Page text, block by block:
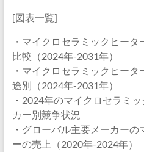
[図表一覧]
・マイクロセラミックヒー
比較（2024年-2031年）
・マイクロセラミックヒー
途別（2024年-2031年）
・2024年のマイクロセラミ
カー別競争状況
・グローバル主要メーカー
ーの売上（2020年-2024年）